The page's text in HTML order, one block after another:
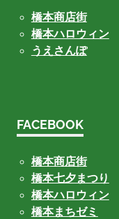
橋本商店街
橋本ハロウィン
うえさんぽ
FACEBOOK
橋本商店街
橋本七夕まつり
橋本ハロウィン
橋本まちゼミ